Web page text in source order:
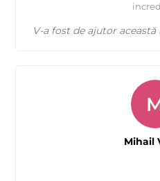
V-a fost de ajutor această
Mihail